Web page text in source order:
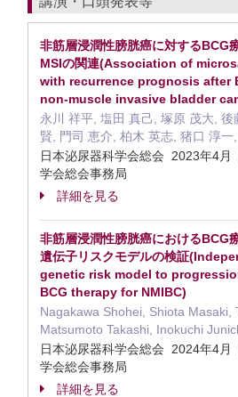
非筋層浸潤性膀胱癌に対するBCG
MSIの関連(Association of
with recurrence prognosis after
non-muscle invasive bladder
永川 祥平, 塩田 真己, 塚原 茂大,
賢, 門司 恵介, 柏木 英志, 猪口 淳一
日本泌尿器科学会総会 2023年4
学会総会事務局
詳細を見る
非筋層浸潤性膀胱癌におけるBCG
遺伝子リスクモデルの検証
genetic risk model to
BCG therapy for NMIBC)
Nagakawa Shohei, Shiota Masaki,
Matsumoto Takashi, Inokuchi
日本泌尿器科学会総会 2024年4
学会総会事務局
詳細を見る